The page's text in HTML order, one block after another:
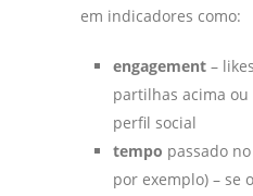
em indicadores como:
engagement –
partilhas acima
perfil social
tempo passado
por exemplo) – se